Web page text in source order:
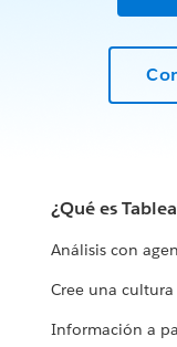
¿Qué es
Análisis con
Cree una
Información a